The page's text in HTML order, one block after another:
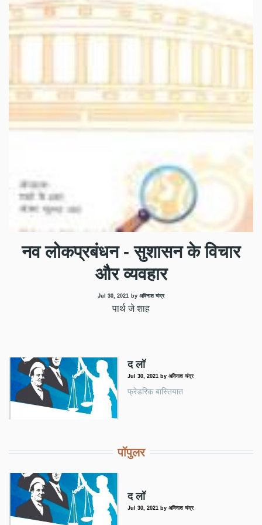
नव लोकप्रबंधन - सुशासन के विचार
और व्यवहार
Jul 30, 2021 by अविनाश चंद्र
पार्थ जे शाह
द लॉ
Jul 30, 2021 byअविनाश चंद्र
फ्रेडरिक बास्तियात
पॉपुलर
द लॉ
Jul 30, 2021 byअविनाश चंद्र